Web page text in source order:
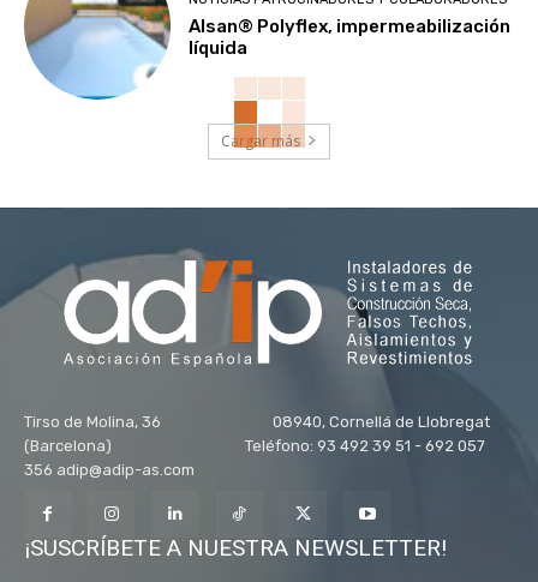
Alsan® Polyflex, impermeabilización
líquida
Cargar más
Tirso de Molina, 36 08940, Cornellá de Llobregat
(Barcelona) Teléfono: 93 492 39 51 - 692 057
356 adip@adip-as.com
¡SUSCRÍBETE A NUESTRA NEWSLETTER!